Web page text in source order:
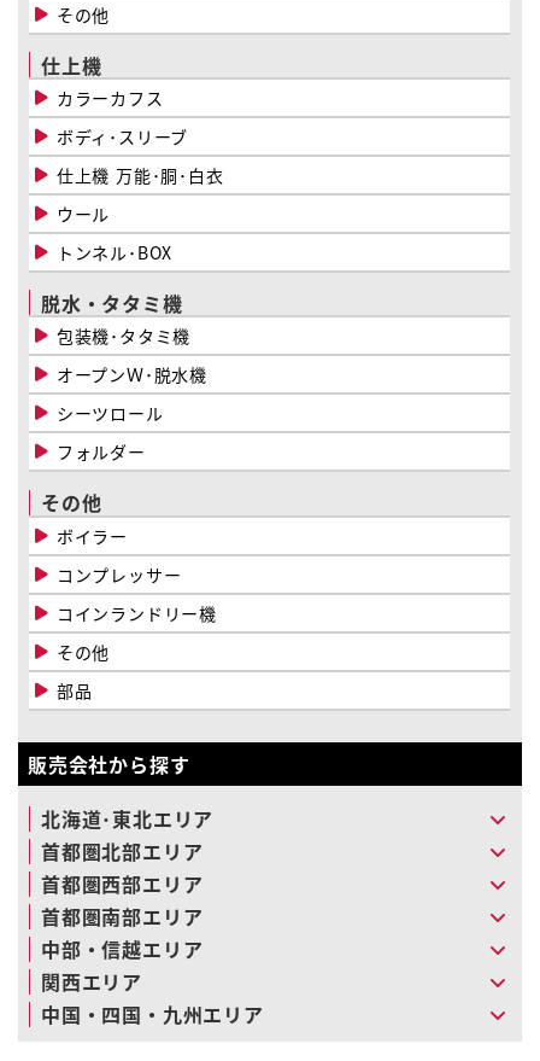
その他
仕上機
カラーカフス
ボディ･スリーブ
仕上機 万能･胴･白衣
ウール
トンネル･BOX
脱水・タタミ機
包装機･タタミ機
オープンＷ･脱水機
シーツロール
フォルダー
その他
ボイラー
コンプレッサー
コインランドリー機
その他
部品
販売会社から探す
北海道･東北エリア
首都圏北部エリア
首都圏西部エリア
首都圏南部エリア
中部・信越エリア
関西エリア
中国・四国・九州エリア